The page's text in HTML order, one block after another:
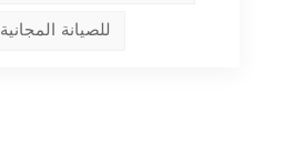
بطارية SLA للصيانة المجانية